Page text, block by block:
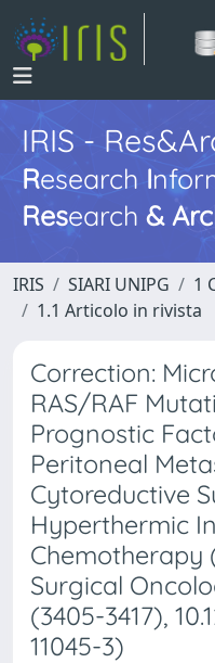
IRIS -
Research I
Research &
IRIS SIARI UNIPG
1
1.1 Articolo in rivista
Correction:
RAS/RAF
Prognostic
Peritoneal
Cytoreductive
Hyperthermic
Chemotherapy
Surgical
(3405-3417),
11045-3)